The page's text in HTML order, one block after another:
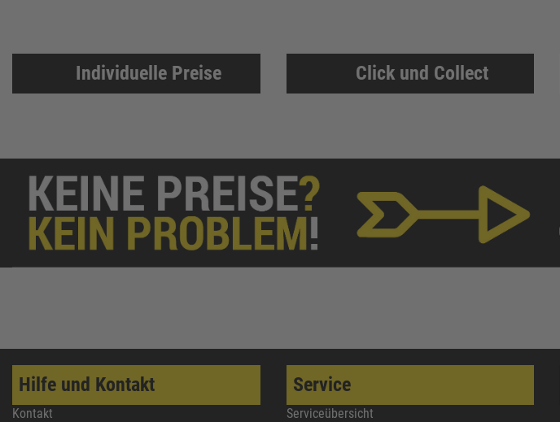
Individuelle Preise Click und Collect
Hilfe und Kontakt
Kontakt
Service
Serviceübersicht